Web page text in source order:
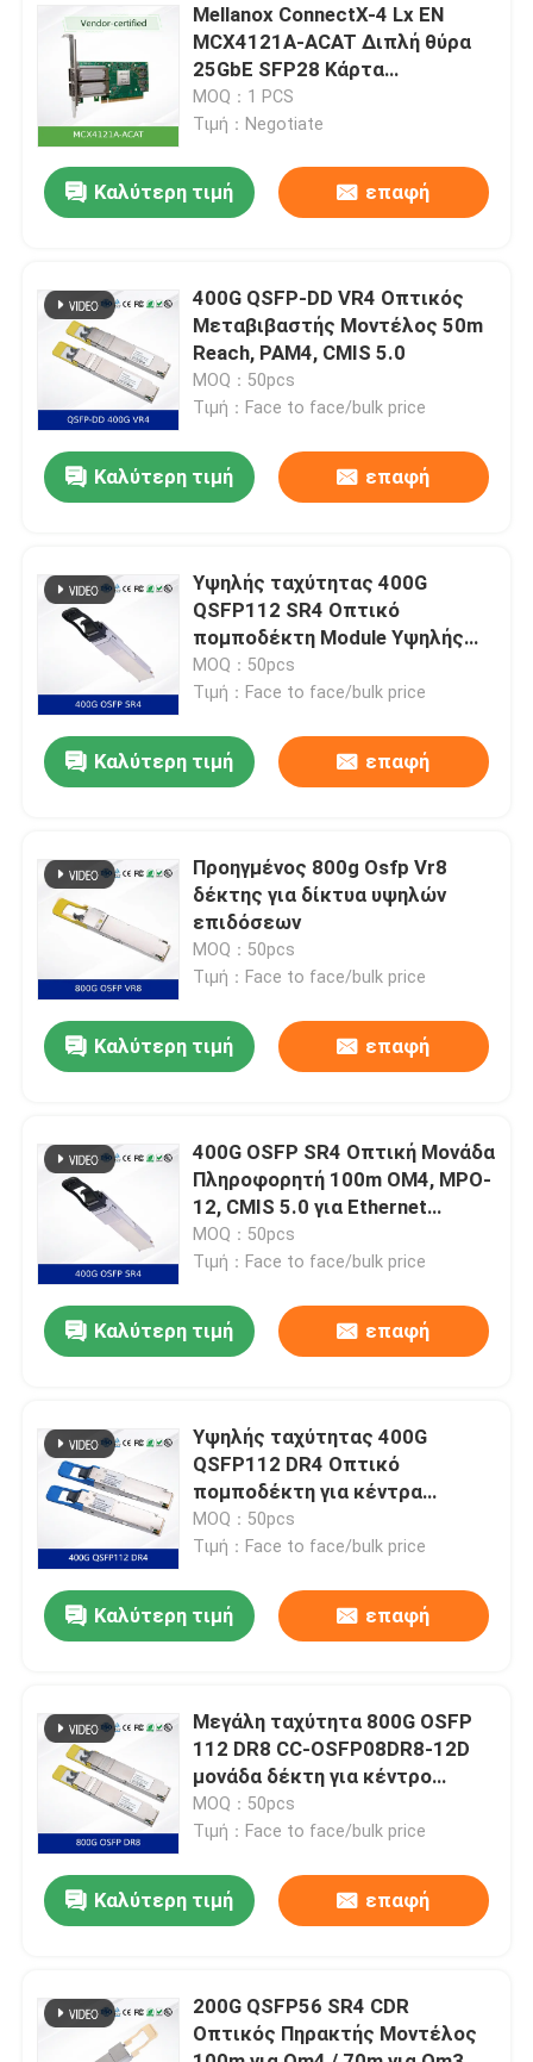
Προϊόντα
Βίντεο
Σχετικά με εμάς
Έλεγχος Ποιότητας
Επικοινωνήστε μαζί μας
Ειδήσεις
Ζητήστε μια προσφορά
Mellanox ConnectX-4 Lx EN
MCX4121A-ACAT Διπλή θύρα
25GbE SFP28 Κάρτα
Διασύνδεσης Δικτύου με
υποστήριξη RDMA και RoCE
MOQ：1 PCS
Τιμή：Negotiate
Καλύτερη τιμή επαφή
400G QSFP-DD VR4 Οπτικός
Μεταβιβαστής Μοντέλος 50m
Reach, PAM4, CMIS 5.0
MOQ：50pcs
Τιμή：Face to face/bulk price
Καλύτερη τιμή επαφή
Υψηλής ταχύτητας 400G
QSFP112 SR4 Οπτικό
πομποδέκτη Module Υψηλής
ταχύτητας 850nm 100m MMF
MOQ：50pcs
Τιμή：Face to face/bulk price
Καλύτερη τιμή επαφή
Προηγμένος 800g Osfp Vr8
δέκτης για δίκτυα υψηλών
επιδόσεων
MOQ：50pcs
Τιμή：Face to face/bulk price
Καλύτερη τιμή επαφή
400G OSFP SR4 Οπτική Μονάδα
Πληροφορητή 100m OM4, MPO-
12, CMIS 5.0 για Ethernet
κέντρου δεδομένων
MOQ：50pcs
Τιμή：Face to face/bulk price
Καλύτερη τιμή επαφή
Υψηλής ταχύτητας 400G
QSFP112 DR4 Οπτικό
πομποδέκτη για κέντρα
δεδομένων Μεγάλη ποσότητα
ετοιμοπαράδοτων
MOQ：50pcs
Τιμή：Face to face/bulk price
Καλύτερη τιμή επαφή
Μεγάλη ταχύτητα 800G OSFP
112 DR8 CC-OSFP08DR8-12D
μονάδα δέκτη για κέντρο
δεδομένων
MOQ：50pcs
Τιμή：Face to face/bulk price
Καλύτερη τιμή επαφή
200G QSFP56 SR4 CDR
Οπτικός Πηρακτής Μοντέλος